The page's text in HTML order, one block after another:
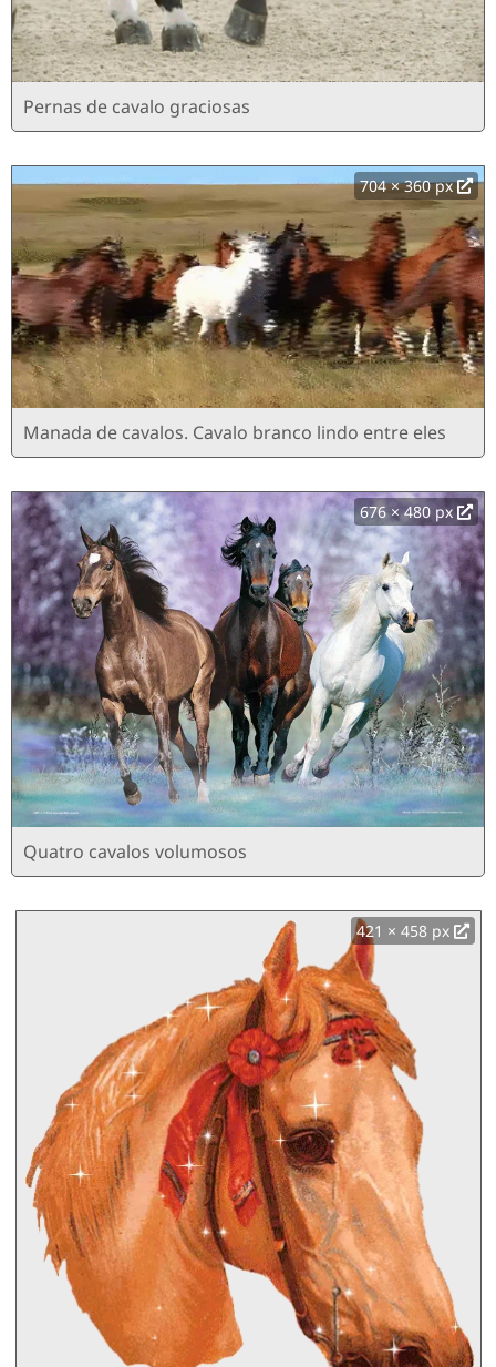
Pernas de cavalo graciosas
704 × 360 px
Manada de cavalos. Cavalo branco lindo entre eles
676 × 480 px
Quatro cavalos volumosos
421 × 458 px